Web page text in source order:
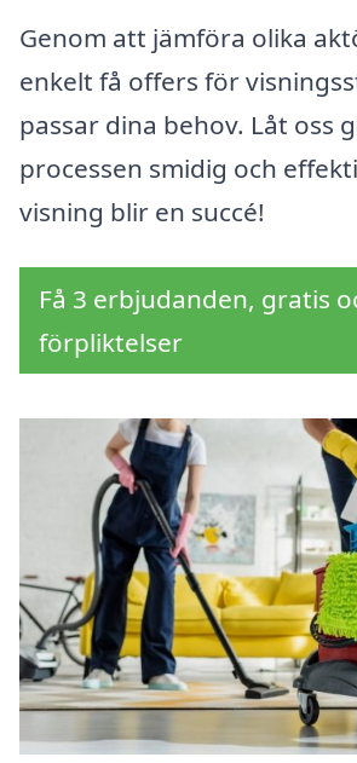
Genom att jämföra olika
enkelt få offers för
passar dina behov. Låt oss
processen smidig och
visning blir en succé!
Få 3 erbjudanden, gratis
förpliktelser